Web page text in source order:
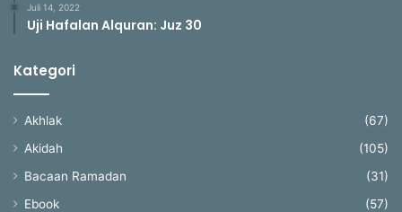
Juli 14, 2022
Uji Hafalan Alquran: Juz 30
Kategori
Akhlak
(67)
Akidah
(105)
Bacaan Ramadan
(31)
Ebook
(57)